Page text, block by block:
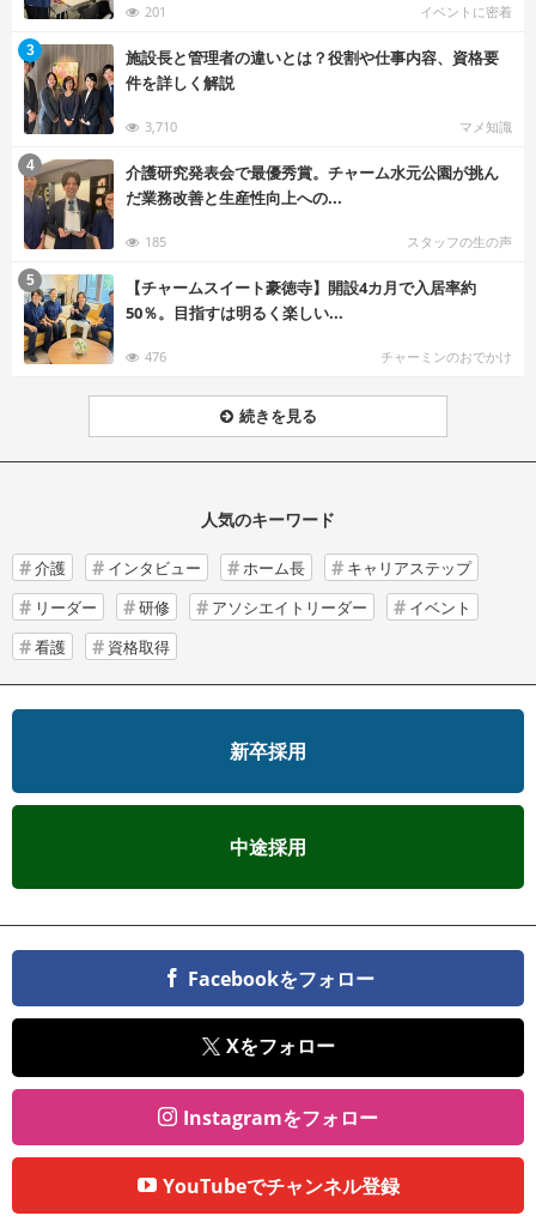
201 イベントに密着
施設長と管理者の違いとは？役割や仕事内容、資格要
件を詳しく解説
3,710 マメ知識
3
介護研究発表会で最優秀賞。チャーム水元公園が挑ん
だ業務改善と生産性向上への...
185 スタッフの生の声
4
【チャームスイート豪徳寺】開設4カ月で入居率約
50％。目指すは明るく楽しい...
476 チャーミンのおでかけ
5
続きを見る
人気のキーワード
介護 インタビュー ホーム長
キャリアステップ
リーダー
研修 アソシエイトリーダー
イベント
看護
資格取得
新卒採用
中途採用
Facebookをフォロー
Xをフォロー
Instagramをフォロー
YouTubeでチャンネル登録